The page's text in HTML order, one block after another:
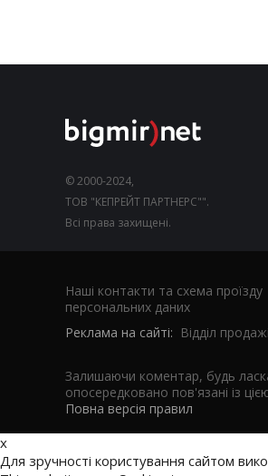
© 2000-2024,
ТОВ "КЕПРЕЙТ ПАРТНЕРС"".
Всі права захищені.
Наші контакти та схема проїзду
персональних даних
Реклама на сайті: Відділ
Залишаючи коментар, будь
опосередковано пов'язані із
Повна версія правил
x
Для зручності користування сайтом